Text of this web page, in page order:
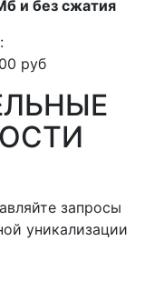
и без сжатия
руб
запросы
уникализации